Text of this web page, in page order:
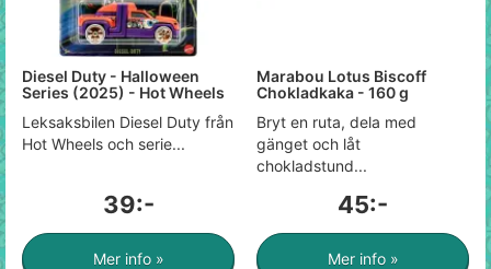
Diesel Duty - Halloween
Series (2025) - Hot Wheels
Leksaksbilen Diesel Duty från
Hot Wheels och serie...
39:-
Mer info »
Marabou Lotus Biscoff
Chokladkaka - 160 g
Bryt en ruta, dela med
gänget och låt
chokladstund...
45:-
Mer info »